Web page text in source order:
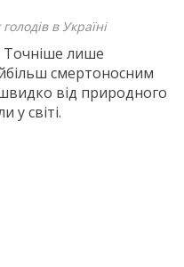
в Україні
Точніше лише
смертоносним
від природного
у світі.